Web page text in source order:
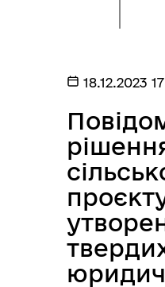
18.12.2023